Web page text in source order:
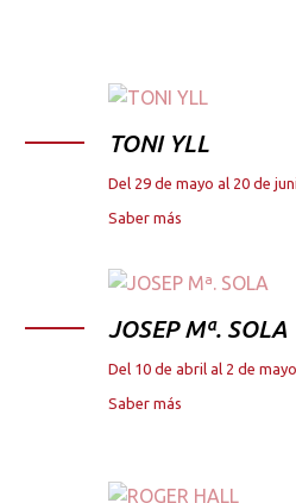
TONI YLL
Del 29 de mayo al 20 de
Saber más
JOSEP Mª. SOLA
Del 10 de abril al 2 de
Saber más